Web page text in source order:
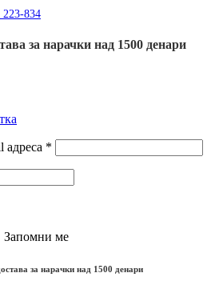
834
за нарачки над 1500денари
адреса *
Запомни ме
за нарачки над 1500 денари